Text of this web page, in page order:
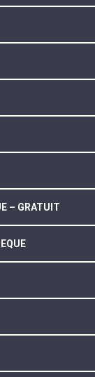
– GRATUIT